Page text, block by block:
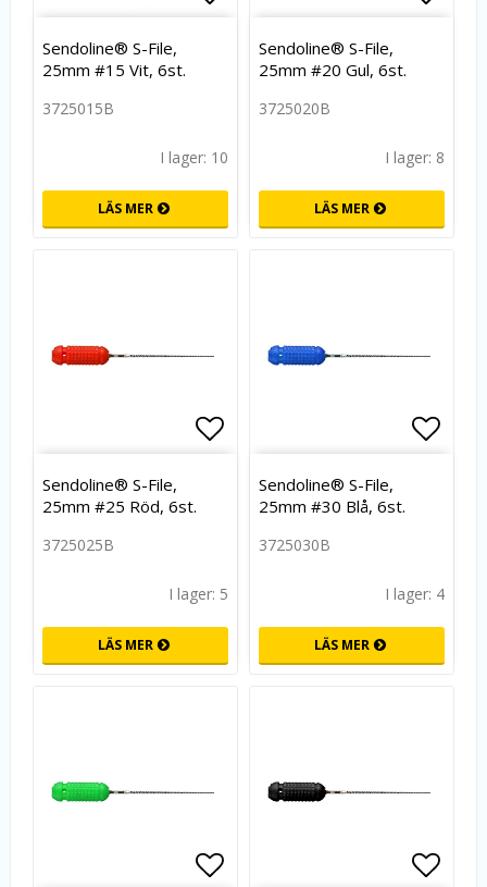
Lägg till i favoritlistan
Sendoline® S-File,
25mm #15 Vit, 6st.
3725015B
I lager: 10
LÄS MER
Sendoline® S-File,
25mm #20 Gul, 6st.
3725020B
I lager: 8
LÄS MER
Lägg till i favoritlistan
Sendoline® S-File,
25mm #25 Röd, 6st.
3725025B
I lager: 5
LÄS MER
Sendoline® S-File,
25mm #30 Blå, 6st.
3725030B
I lager: 4
LÄS MER